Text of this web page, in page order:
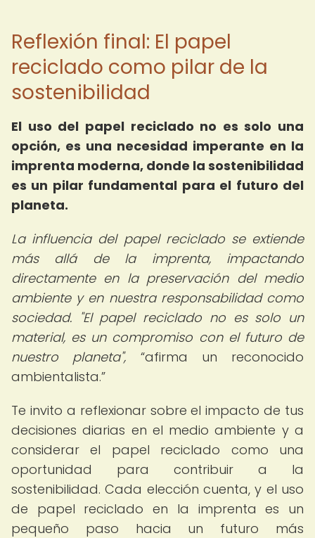
Reflexión final: El papel
reciclado como pilar de la
sostenibilidad
El uso del papel reciclado no es solo una
opción, es una necesidad imperante en la
imprenta moderna, donde la sostenibilidad
es un pilar fundamental para el futuro del
planeta.
La influencia del papel reciclado se extiende
más allá de la imprenta, impactando
directamente en la preservación del medio
ambiente y en nuestra responsabilidad como
sociedad. "El papel reciclado no es solo un
material, es un compromiso con el futuro de
nuestro planeta",
afirma un reconocido
ambientalista.
Te invito a reflexionar sobre el impacto de tus
decisiones diarias en el medio ambiente y a
considerar el papel reciclado como una
oportunidad para contribuir a la
sostenibilidad. Cada elección cuenta, y el uso
de papel reciclado en la imprenta es un
pequeño paso hacia un futuro más